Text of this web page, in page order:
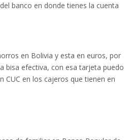
banco en donde tienes la cuenta
en Bolivia y esta en euros, por
bisa efectiva, con esa tarjeta puedo
CUC en los cajeros que tienen en